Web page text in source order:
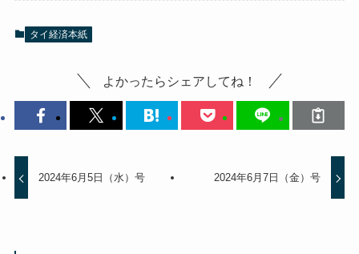
タイ経済本紙
よかったらシェアしてね！
2024年6月5日（水）号 2024年6月7日（金）号